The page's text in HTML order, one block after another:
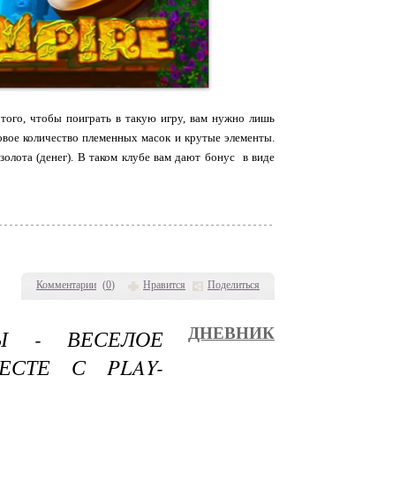
Комментарии (0) Нравится Поделиться
чтобы поиграть в такую игру, вам нужно лишь
количество племенных масок и крутые элементы.
(денег). В таком клубе вам дают бонус в виде
- ВЕСЕЛОЕ
С PLAY-
ДНЕВНИК